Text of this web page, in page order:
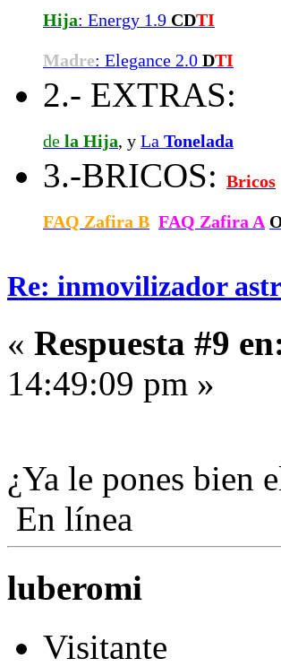
Hija: Energy 1.9 CDTI
Madre: Elegance 2.0 DTI
2.- EXTRAS:
de la Hija, y La Tonelada
3.-BRICOS: Bricos
FAQ Zafira B FAQ Zafira A
Re: inmovilizador
« Respuesta #9
14:49:09 pm »
¿Ya le pones bien
En línea
luberomi
Visitante